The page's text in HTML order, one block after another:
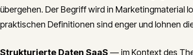
übergehen. Der Begriff wird in Marketingmaterial
praktischen Definitionen sind enger und lohnen
Strukturierte Daten SaaS — im Kontext des